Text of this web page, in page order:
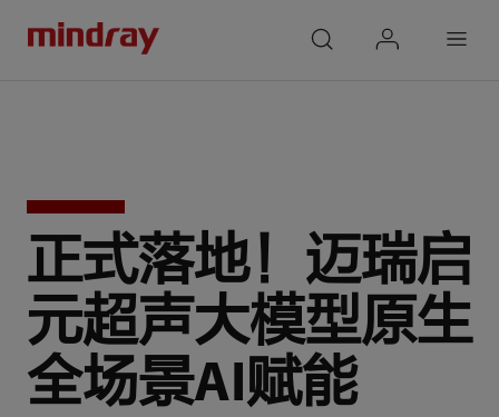
正式落地！迈瑞启
元超声大模型原生
全场景AI赋能